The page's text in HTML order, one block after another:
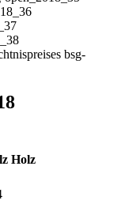
bsg-
Holz